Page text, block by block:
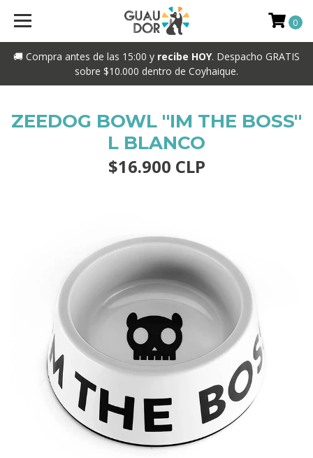
🚚 Compra antes de las 15:00 y recibe HOY. Despacho GRATIS
sobre $10.000 dentro de Coyhaique.
0
ZEEDOG BOWL ''IM THE BOSS''
L BLANCO
$16.900 CLP